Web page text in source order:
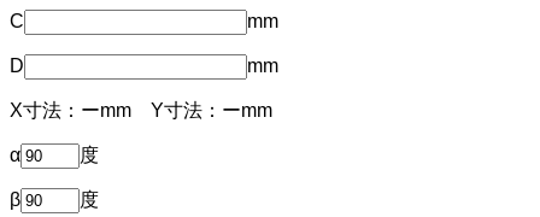
C mm
D mm
X寸法： ーmm Y寸法： ーmm
α 度
β 度